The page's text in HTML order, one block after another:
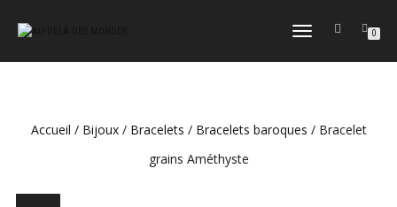
DÉPLIER
NAVIGATION
0
Accueil / Bijoux/ Bracelets / Bracelets baroques / Bracelet
grains Améthyste